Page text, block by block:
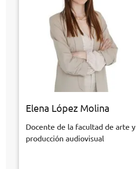
Elena López Molina
Docente de la facultad de arte y
producción audiovisual